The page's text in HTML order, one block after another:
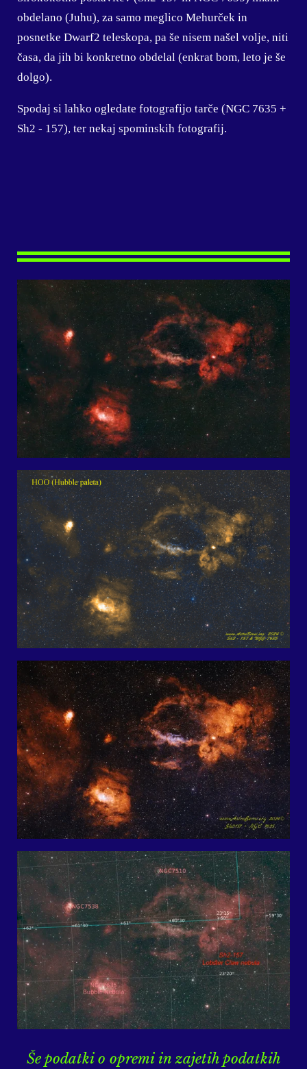
obdelano (Juhu), za samo meglico Mehurček in
posnetke Dwarf2 teleskopa, pa še nisem našel volje, niti
časa, da jih bi konkretno obdelal (enkrat bom, leto je še
dolgo).
Spodaj si lahko ogledate fotografijo tarče (NGC 7635 +
Sh2 - 157), ter nekaj spominskih fotografij.
Še podatki o opremi in zajetih podatkih